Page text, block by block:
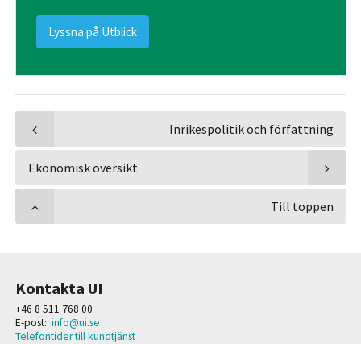
Lyssna på Utblick
Inrikespolitik och författning
Ekonomisk översikt
Till toppen
Kontakta UI
+46 8 511 768 00
E-post: info@ui.se
Telefontider till kundtjänst